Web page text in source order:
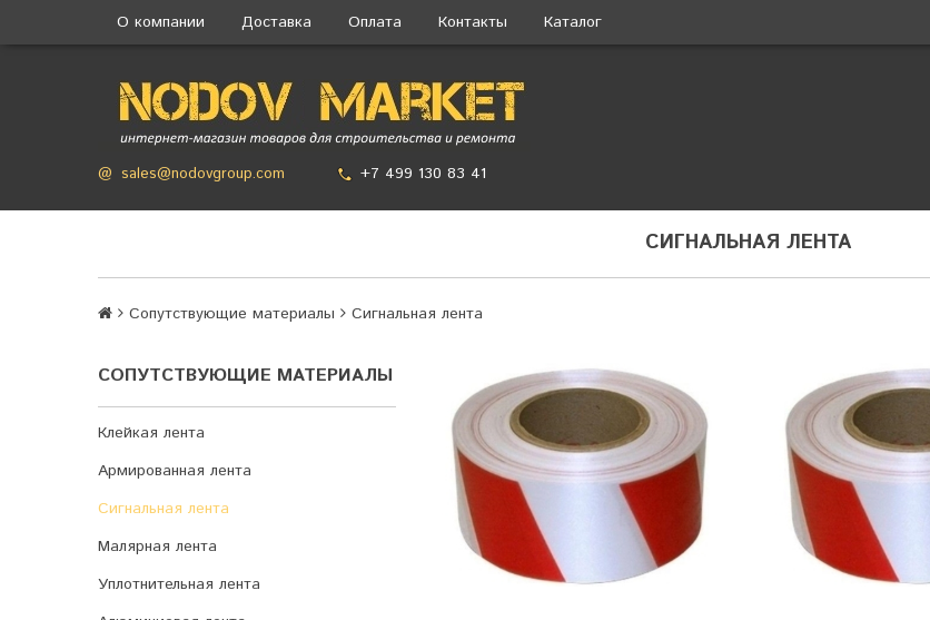
О компании Доставка Оплата Контакты Каталог
@ sales@nodovgroup.com +7 499 130 83 41
СИГНАЛЬНАЯ ЛЕНТА
Сопутствующие материалы Сигнальная лента
СОПУТСТВУЮЩИЕ МАТЕРИАЛЫ
Клейкая лента
Армированная лента
Сигнальная лента
Малярная лента
Уплотнительная лента